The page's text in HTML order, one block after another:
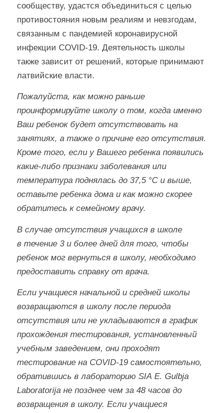
сообществу, удастся объединиться с целью
противостояния новым реалиям и невзгодам,
связанным с пандемией коронавирусной
инфекции COVID-19. Деятельность школы
также зависит от решений, которые принимают
латвийские власти.
Пожалуйста, как можно раньше
проинформируйте школу о том, когда именно
Ваш ребенок будет отсутствовать на
занятиях, а также о причине его отсутствия.
Кроме того, если у Вашего ребенка появились
какие-либо признаки заболевания или
температура поднялась до 37,5 °C и выше,
оставьте ребенка дома и как можно скорее
обратитесь к семейному врачу.
В случае отсутствия учащихся в школе
в течение 3 и более дней для того, чтобы
ребенок мог вернуться в школу, необходимо
предоставить справку от врача.
Если учащиеся начальной и средней школы
возвращаются в школу после периода
отсутствия или не укладываются в график
прохождения тестирования, установленный
учебным заведением, они проходят
тестирование на COVID-19 самостоятельно,
обратившись в лабораторию SIA E. Gulbja
Laboratorija не позднее чем за 48 часов до
возвращения в школу. Если учащиеся